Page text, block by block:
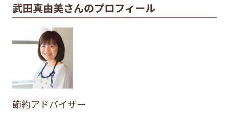
武田真由美さんのプロフィール
節約アドバイザー